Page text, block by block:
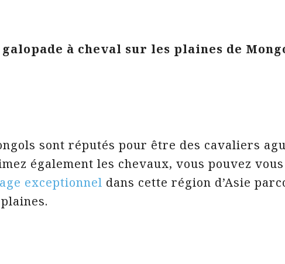
galopade à cheval sur les plaines de
sont réputés pour être des cavaliers
également les chevaux, vous pouvez
exceptionnel dans cette région d’Asie